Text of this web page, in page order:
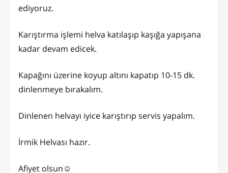
ediyoruz.
Karıştırma işlemi helva katılaşıp kaşığa yapışana
kadar devam edicek.
Kapağını üzerine koyup altını kapatıp 10-15 dk.
dinlenmeye bırakalım.
Dinlenen helvayı iyice karıştırıp servis yapalım.
İrmik Helvası hazır.
Afiyet olsun☺️